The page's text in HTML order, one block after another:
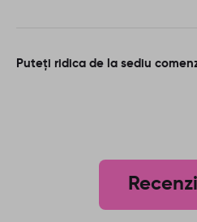
Puteți ridica de la sediu